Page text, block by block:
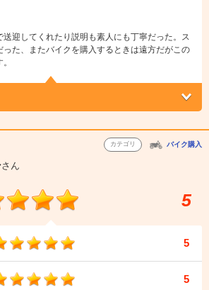
送迎してくれたり説明も素人にも丁寧だった。ス
った、またバイクを購入するときは遠方だがこの
カテゴリ バイク購入
さん
5
5
5